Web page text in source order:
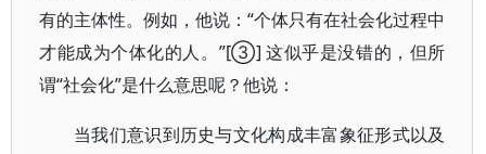
有的主体性。例如，他说：“个体只有在社会化过程中
才能成为个体化的人。”[③] 这似乎是没错的，但所
谓“社会化”是什么意思呢？他说：
当我们意识到历史与文化构成丰富象征形式以及